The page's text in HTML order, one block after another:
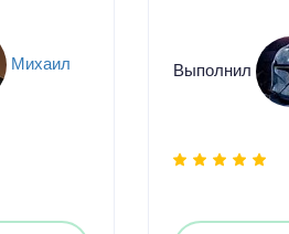
Михаил Выполнил